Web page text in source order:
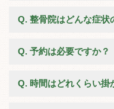
整骨院はどんな症状
予約は必要ですか？
時間はどれくらい掛